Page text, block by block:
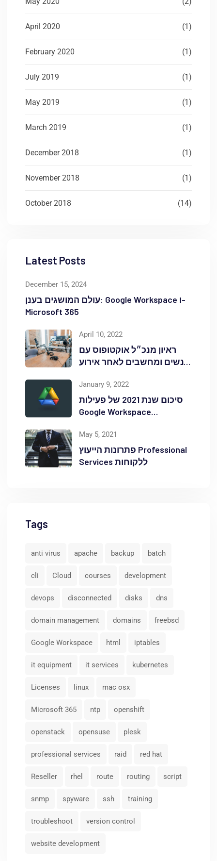
April 2020 (1)
February 2020 (1)
July 2019 (1)
May 2019 (1)
March 2019 (1)
December 2018 (1)
November 2018 (1)
October 2018 (14)
Latest Posts
December 15, 2024
עולם המושגים בענן: Google Workspace ו-
Microsoft 365
April 10, 2022
ראיון מנכ״ל אוקטופוס עם
אנשים ומחשבים לאחר אירוע
January 9, 2022
סיכום שנת 2021 של פעילות
Google Workspace
May 5, 2021
פתרונות הייעוץ Professional
Services ללקוחות
Tags
anti virus apache backup batch
cli Cloud courses development
devops disconnected disks dns
domain management domains freebsd
Google Workspace html iptables
it equipment it services kubernetes
Licenses linux mac osx
Microsoft 365 ntp openshift
openstack opensuse plesk
professional services raid red hat
Reseller rhel route routing script
snmp spyware ssh training
troubleshoot version control
website development